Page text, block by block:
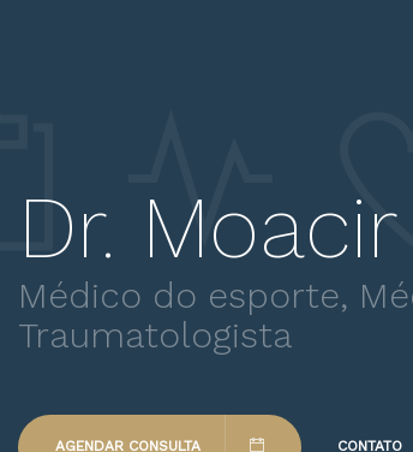
Dr. Moacir
Médico do esporte,
Traumatologista
AGENDAR CONSULTA CONTATO